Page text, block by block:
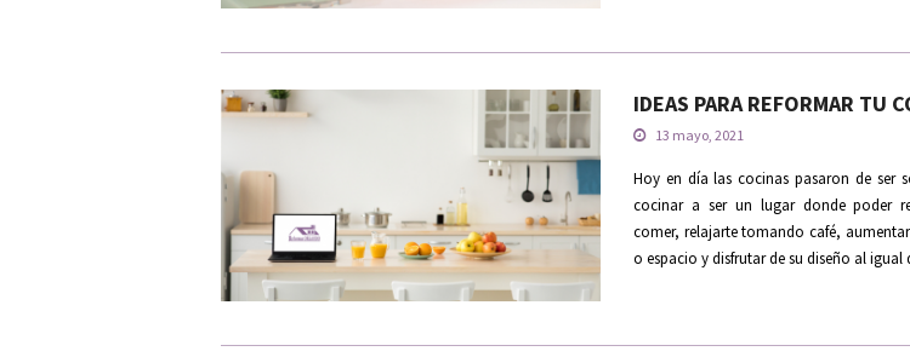
IDEAS PARA REFORMAR TU
13 mayo, 2021
Hoy en día las cocinas pasaron de ser
cocinar a ser un lugar donde poder
comer, relajarte tomando café,
o espacio y disfrutar de su diseño al